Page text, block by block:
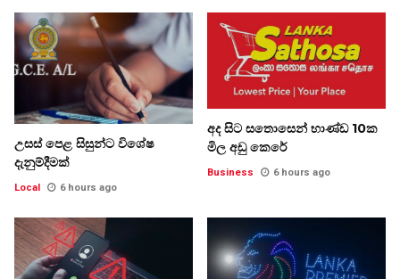
උසස් පෙළ සිසුන්ට විශේෂ
දැනුම්දීමක්
Local 6 hours ago
අද සිට සතොසෙන් භාණ්ඩ 10ක
මිල අඩු කෙරේ
Business 6 hours ago